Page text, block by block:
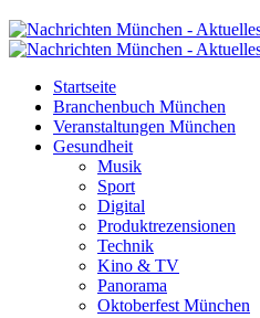
Startseite
Branchenbuch München
Veranstaltungen München
Gesundheit
Musik
Sport
Digital
Produktrezensionen
Technik
Kino & TV
Panorama
Oktoberfest München